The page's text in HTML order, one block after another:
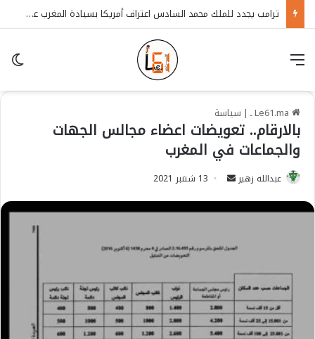
ترامب يجدد للملك محمد السادس اعتراف أمريكا بسيادة المغرب على الصحراء
| سياسة
بالارقام.. تعويضات اعضاء مجالس الجهات
والجماعات في المغرب
عبدالله زهير
n
a
e
m
a
i
13 شتنبر 2021